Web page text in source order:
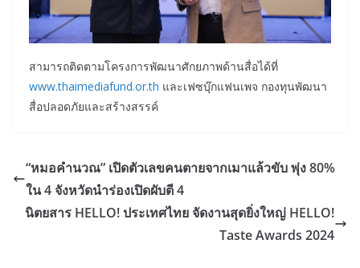
สามารถติดตามโครงการพัฒนาศักยภาพด้านสื่อได้ที่
www.thaimediafund.or.th และเฟซบุ๊กแฟนเพจ กองทุนพัฒนา
สื่อปลอดภัยและสร้างสรรค์
“หมอคำนวณ” เปิดตัวเลขคนตายจากเมาแล้วขับ พุ่ง 80%
ใน 4 จังหวัดนำร่องเปิดผับตี 4
นิตยสาร HELLO! ประเทศไทย จัดงานสุดยิ่งใหญ่ HELLO!
Taste Awards 2024